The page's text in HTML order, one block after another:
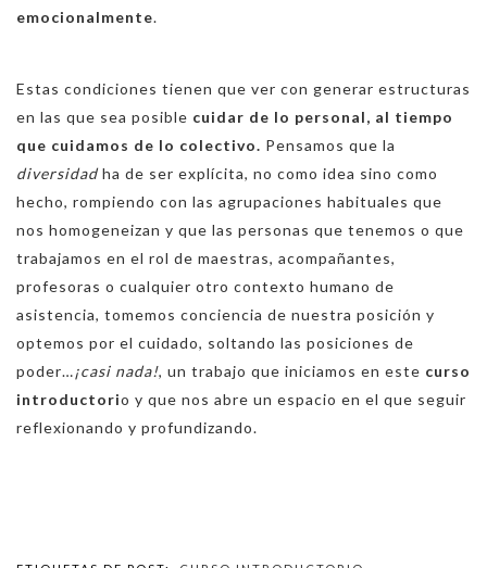
emocionalmente.
Estas condiciones tienen que ver con generar estructuras
en las que sea posible cuidar de lo personal, al tiempo
que cuidamos de lo colectivo. Pensamos que la
diversidadha de ser explícita, no como idea sino como
hecho, rompiendo con las agrupaciones habituales que
nos homogeneizan y que las personas que tenemos o que
trabajamos en el rol de maestras, acompañantes,
profesoras o cualquier otro contexto humano de
asistencia, tomemos conciencia de nuestra posición y
optemos por el cuidado, soltando las posiciones de
poder…¡casi nada!, un trabajo que iniciamos en este curso
introductorio y que nos abre un espacio en el que seguir
reflexionando y profundizando.